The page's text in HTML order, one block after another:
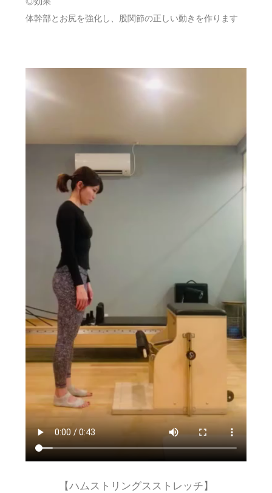
体幹部とお尻を強化し、股関節の正しい動きを作ります
【ハムストリングスストレッチ】